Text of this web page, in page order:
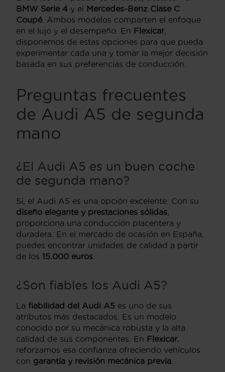
BMW Serie 4 y el Mercedes-Benz Clase C
Coupé . Ambos modelos comparten el enfoque
en el lujo y el desempeño. En Flexicar,
disponemos de estas opciones para que pueda
experimentar cada una y tomar la mejor decisión
basada en sus preferencias de conducción.
Preguntas frecuentes
de Audi A5 de segunda
mano
¿El Audi A5 es un buen coche
de segunda mano?
Sí, el Audi A5 es una opción excelente. Con su
diseño elegante y prestaciones sólidas
proporciona una conducción placentera y
duradera. En el mercado de ocasión en España,
puedes encontrar unidades de calidad a partir
de los 15.000 euros
¿Son fiables los Audi A5?
La fiabilidad del Audi A5 es uno de sus
atributos más destacados. Es un modelo
conocido por su mecánica robusta y la alta
calidad de sus componentes. En Flexicar,
reforzamos esa confianza ofreciendo vehículos
con garantía y revisión mecánica previa